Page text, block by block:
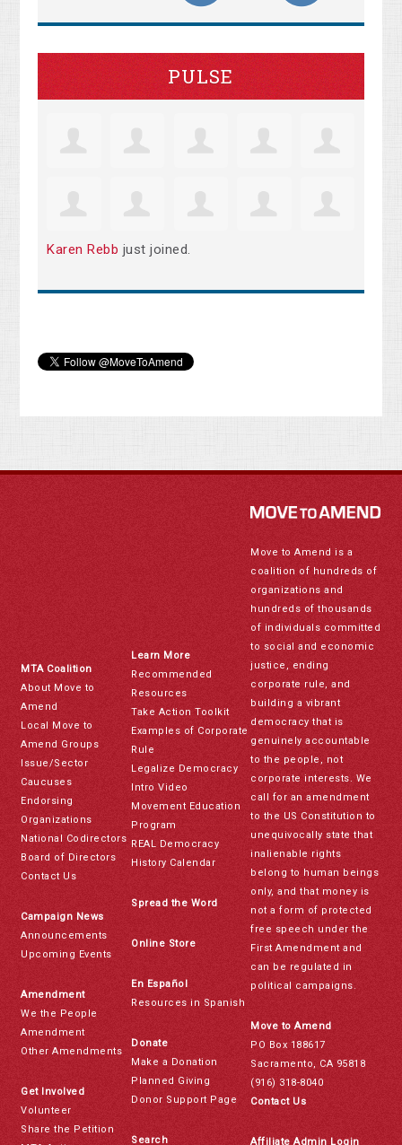
PULSE
Karen Rebb just joined.
MTA Coalition
About Move to
Amend
Local Move to
Amend Groups
Issue/Sector
Caucuses
Endorsing
Organizations
National Codirectors
Board of Directors
Contact Us
Campaign News
Announcements
Upcoming Events
Amendment
We the People
Amendment
Other Amendments
Get Involved
Volunteer
Share the Petition
Learn More
Recommended
Resources
Take Action Toolkit
Examples of Corporate
Rule
Legalize Democracy
Intro Video
Movement Education
Program
REAL Democracy
History Calendar
Spread the Word
Online Store
En Español
Resources in Spanish
Donate
Make a Donation
Planned Giving
Donor Support Page
Search
Move to Amend is a
coalition of hundreds of
organizations and
hundreds of thousands
of individuals committed
to social and economic
justice, ending
corporate rule, and
building a vibrant
democracy that is
genuinely accountable
to the people, not
corporate interests. We
call for an amendment
to the US Constitution to
unequivocally state that
inalienable rights
belong to human beings
only, and that money is
not a form of protected
free speech under the
First Amendment and
can be regulated in
political campaigns.
Move to Amend
PO Box 188617
Sacramento, CA 95818
(916) 318-8040
Contact Us
Affiliate Admin Login